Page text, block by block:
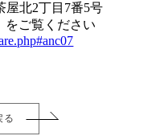
屋北2丁目7番5号
をご覧ください
る